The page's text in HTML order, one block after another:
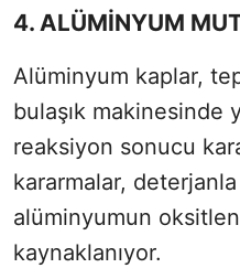
4. ALÜMİNYUM
Alüminyum kaplar,
bulaşık makinesinde
reaksiyon sonucu
kararmalar,
alüminyumun
kaynaklanıyor.